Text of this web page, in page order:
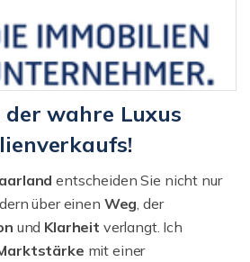
wahre Luxus
entscheiden Sie nicht nur
über einen Weg, der
und Klarheit verlangt. Ich
mit einer